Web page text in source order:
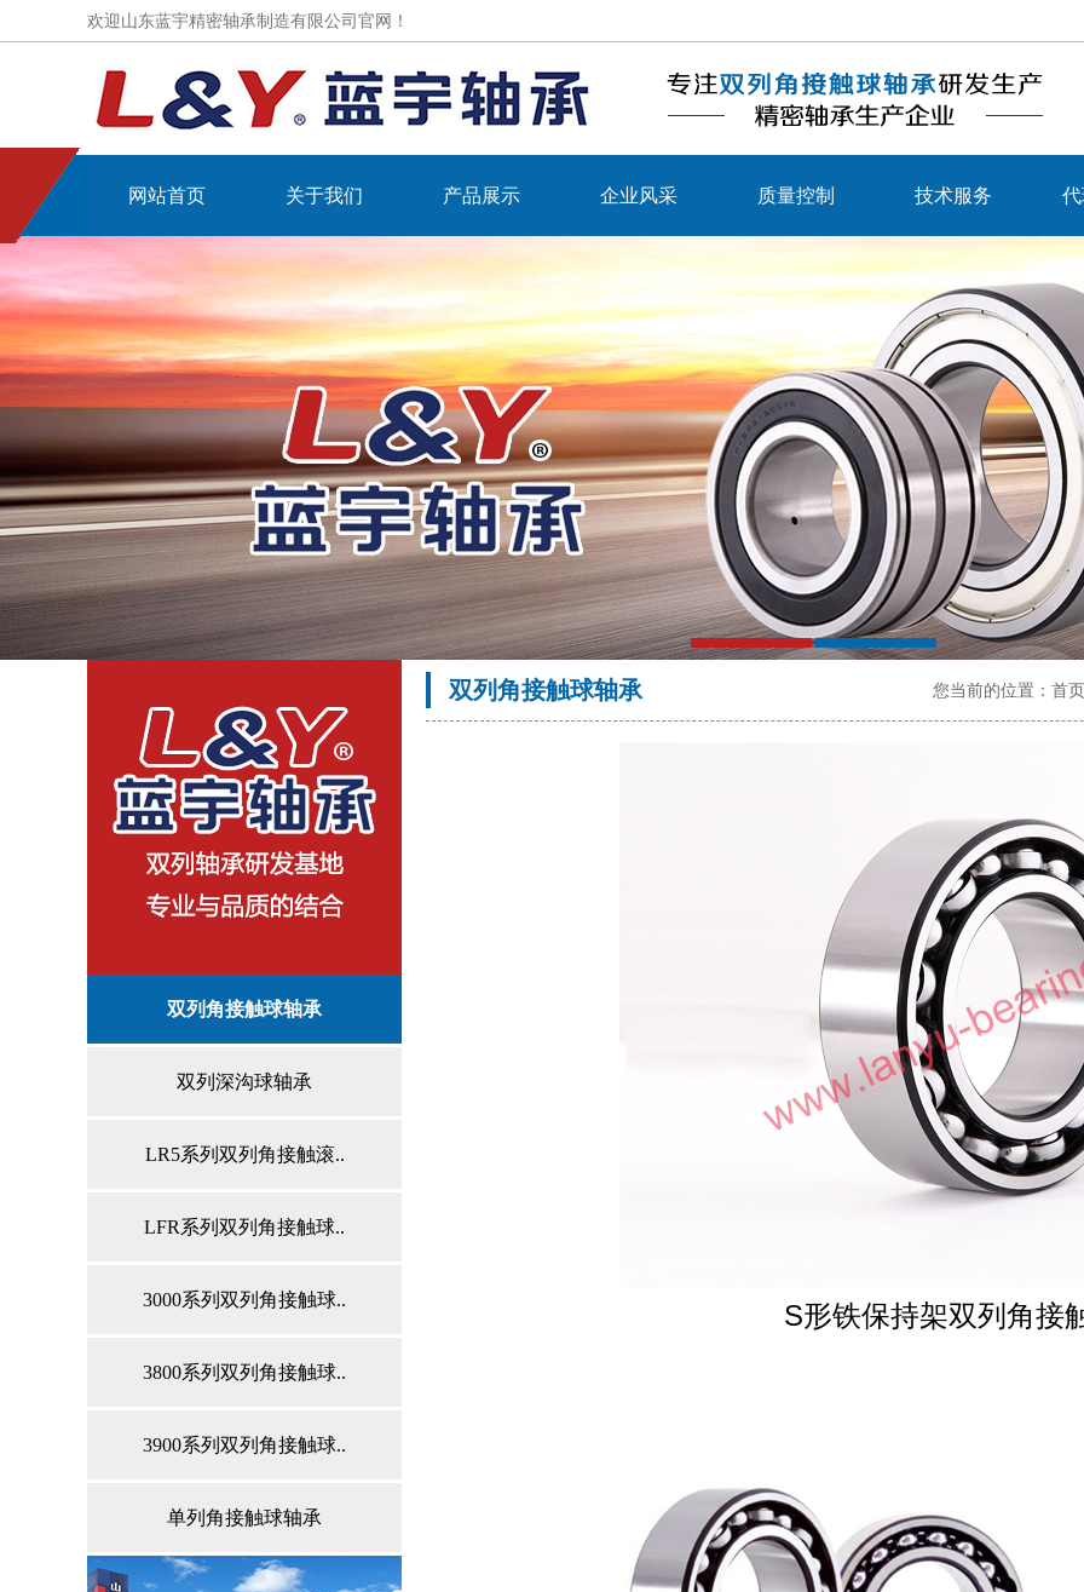
欢迎山东蓝宇精密轴承制造有限公司官网！
网站首页 关于我们 产品展示 企业风采 质量控制 技术服务
双列角接触球轴承
双列深沟球轴承
LR5系列双列角接触滚..
LFR系列双列角接触球..
3000系列双列角接触球..
3800系列双列角接触球..
3900系列双列角接触球..
单列角接触球轴承
双列角接触球轴承 您当前的位置： 首页
S形铁保持架双列角接